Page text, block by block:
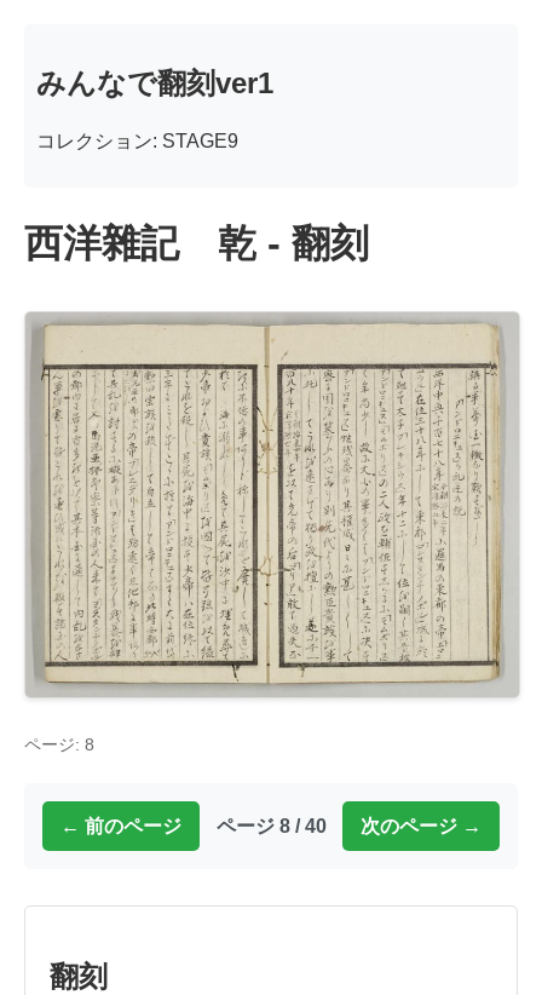
みんなで翻刻ver1
コレクション: STAGE9
西洋雜記 乾 - 翻刻
ページ: 8
← 前のページ ページ 8 / 40 次のページ →
翻刻